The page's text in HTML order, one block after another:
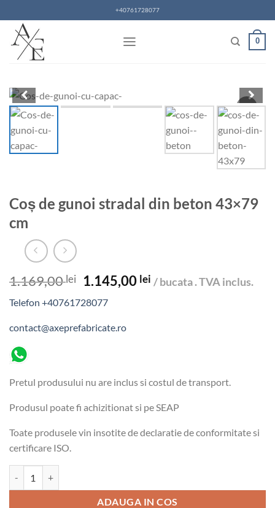
to
content
+40761728077
0
Coș de gunoi stradal din beton 43×79
cm
1.169,00lei
Prețul
a
fost:
1.169,00 lei.
1.145,00 leiPrețul
/ bucata . TVA inclus.
Telefon +40761728077
contact@axeprefabricate.ro
Pretul produsului nu are inclus si costul de transport.
Produsul poate fi achizitionat si pe SEAP
Toate produsele vin insotite de declaratie de conformitate si
certificare ISO.
ADAUGA IN COS